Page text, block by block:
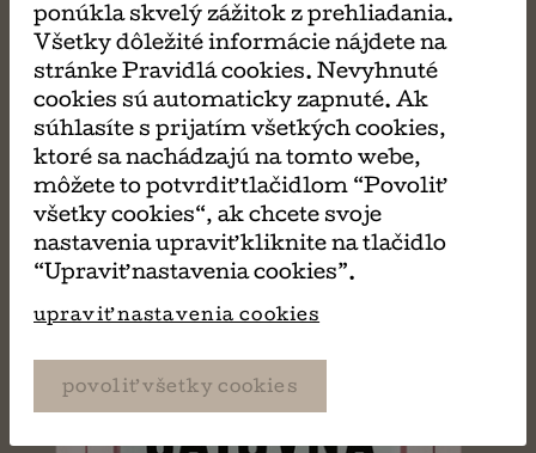
MÔŽE SA VÁM TIEŽ
PÁČIŤ
Kaviareň v Kodani
Julie Caplinová
ponúkla skvelý zážitok z prehliadania.
Všetky dôležité informácie nájdete na
stránke Pravidlá cookies. Nevyhnuté
cookies sú automaticky zapnuté. Ak
súhlasíte s prijatím všetkých cookies,
ktoré sa nachádzajú na tomto webe,
môžete to potvrdiť tlačidlom “Povoliť
všetky cookies“, ak chcete svoje
nastavenia upraviť kliknite na tlačidlo
“Upraviť nastavenia cookies”.
upraviť nastavenia cookies
povoliť všetky cookies